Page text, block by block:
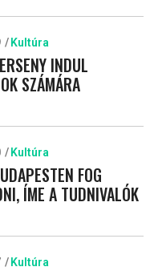
Kultúra
INDUL
SZÁMÁRA
Kultúra
FOG
ÍME A TUDNIVALÓK
Kultúra